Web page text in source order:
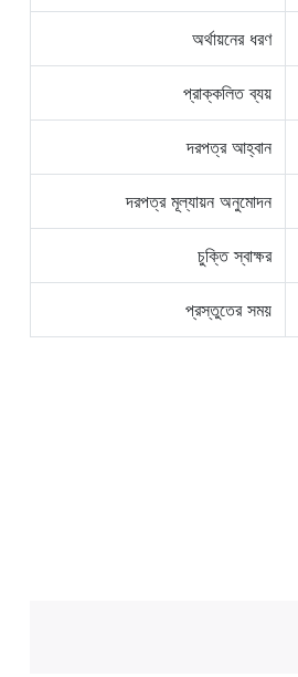
অর্থায়নের ধরণ
প্রাক্কলিত ব্যয়
দরপত্র আহ্বান
দরপত্র মূল্যায়ন অনুমোদন
চুক্তি স্বাক্ষর
প্রস্তুতের সময়